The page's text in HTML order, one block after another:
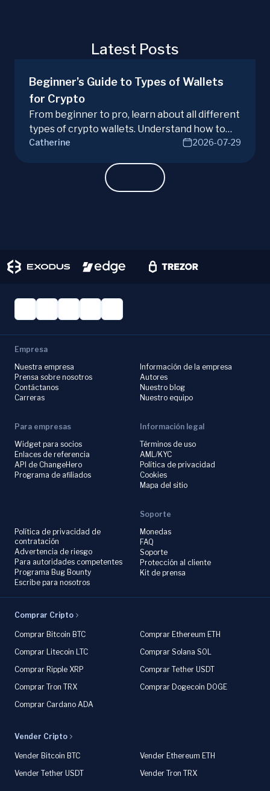
Latest Posts
Beginner’s Guide to Types of Wallets
for Crypto
From beginner to pro, learn about all different
types of crypto wallets. Understand how to
choose between hot, cold, hardware, and
Catherine 2026-07-29
Empresa
Nuestra empresa
Prensa sobre nosotros
Contáctanos
Carreras
Información de la empresa
Autores
Nuestro blog
Nuestro equipo
Para empresas
Widget para socios
Enlaces de referencia
API de ChangeHero
Programa de afiliados
Información legal
Términos de uso
AML/KYC
Política de privacidad
Cookies
Mapa del sitio
Política de privacidad de
contratación
Advertencia de riesgo
Para autoridades competentes
Programa Bug Bounty
Escribe para nosotros
Soporte
Monedas
FAQ
Soporte
Protección al cliente
Kit de prensa
Comprar Cripto
Comprar Bitcoin BTC
Comprar Ethereum ETH
Comprar Litecoin LTC
Comprar Solana SOL
Comprar Ripple XRP
Comprar Tether USDT
Comprar Tron TRX
Comprar Dogecoin DOGE
Comprar Cardano ADA
Vender Cripto
Vender Bitcoin BTC
Vender Ethereum ETH
Vender Tether USDT
Vender Tron TRX